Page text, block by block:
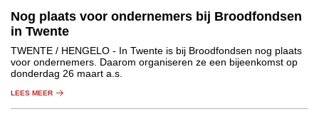
Nog plaats voor ondernemers bij Broodfondsen
in Twente
TWENTE / HENGELO - In Twente is bij Broodfondsen nog plaats
voor ondernemers. Daarom organiseren ze een bijeenkomst op
donderdag 26 maart a.s.
LEES MEER